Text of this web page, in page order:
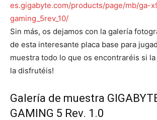
es.gigabyte.com/products/page/mb/ga-
gaming_5rev_10/
Sin más, os dejamos con la galería
de esta interesante placa base para
muestra todo lo que os encontraréis si la
la disfrutéis!
Galería de muestra
GAMING 5 Rev. 1.0